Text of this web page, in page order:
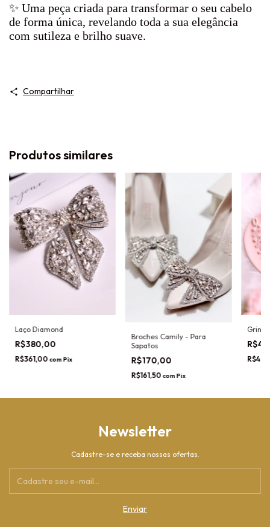
✨ Uma peça criada para transformar o seu cabelo
de forma única, revelando toda a sua elegância
com sutileza e brilho suave.
Compartilhar
Produtos similares
Laço Diamond
R$380,00
R$361,00 com Pix
Broches Camily - Para
Sapatos
R$170,00
R$161,50 com Pix
Newsletter
Cadastre-se e receba nossas ofertas.